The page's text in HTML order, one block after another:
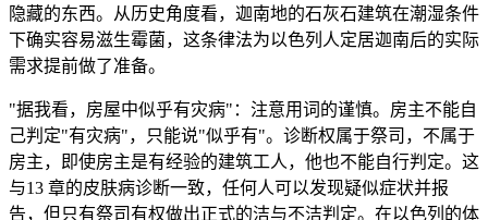
隐藏的东西。从历史角度看，迦南地的石灰石建筑在潮湿条件
下确实容易滋生霉菌，这条律法为以色列人定居迦南后的实际
需求提前做了准备。
"据我看，房屋中似乎有灾病"：注意用词的谨慎。房主不能自
己判定"有灾病"，只能说"似乎有"。诊断权属于祭司，不属于
房主，即使房主是有经验的建筑工人，他也不能自行判定。这
与13 章的皮肤病诊断一致，任何人可以发现疑似症状并报
告，但只有祭司有权做出正式的洁与不洁判定。在以色列的体